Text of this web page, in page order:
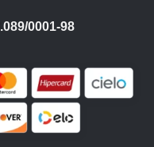
0001-98